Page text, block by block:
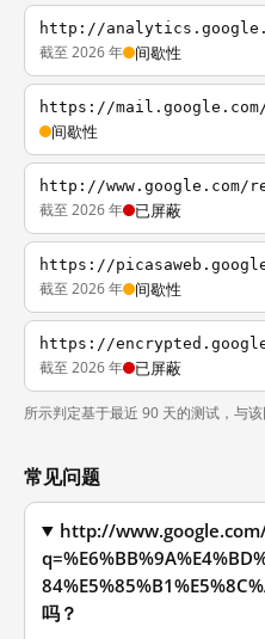
http://
截至 2026 年 间歇性
https://
间歇性
http://www.google.com/
截至 2026 年 已屏蔽
https://
截至 2026 年 间歇性
https://
截至 2026 年 已屏蔽
所示判定基于最近 90 天的测试，与该
常见问题
http://
吗？